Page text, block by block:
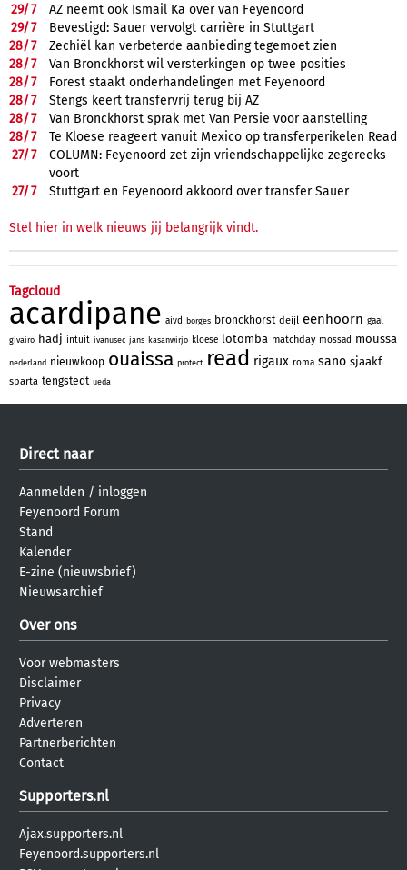
29/7
AZ neemt ook Ismail Ka over van Feyenoord
29/7
Bevestigd: Sauer vervolgt carrière in Stuttgart
28/7
Zechiël kan verbeterde aanbieding tegemoet zien
28/7
Van Bronckhorst wil versterkingen op twee posities
28/7
Forest staakt onderhandelingen met Feyenoord
28/7
Stengs keert transfervrij terug bij AZ
28/7
Van Bronckhorst sprak met Van Persie voor aanstelling
28/7
Te Kloese reageert vanuit Mexico op transferperikelen Read
27/7
COLUMN: Feyenoord zet zijn vriendschappelijke zegereeks
voort
27/7 Stuttgart en Feyenoord akkoord over transfer Sauer
Stel hier in welk nieuws jij belangrijk vindt.
Tagcloud
acardipane aivd borges bronckhorst deijl eenhoorn gaal
givairo hadj intuit ivanusec jans kasanwirjo kloese lotomba matchday mossad moussa
nederland nieuwkoop ouaissa protect read rigaux roma sano sjaakf
sparta tengstedt ueda
Direct naar
Aanmelden / inloggen
Feyenoord Forum
Stand
Kalender
E-zine (nieuwsbrief)
Nieuwsarchief
Over ons
Voor webmasters
Disclaimer
Privacy
Adverteren
Partnerberichten
Contact
Supporters.nl
Ajax.supporters.nl
Feyenoord.supporters.nl